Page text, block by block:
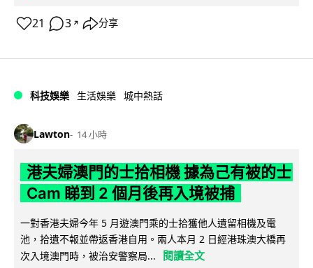
21 3 ↗ 分享
科技娛樂 生活娛樂 城中熱話
Lawton 14 小時
港夫婦澳門的士拾相機 據為己有被的士
Cam 睇到 2 個月後再入境被捕
一對香港夫婦今年 5 月遊澳門乘的士拾獲他人遺留相機及電
池，拾遺不報並帶返香港自用。兩人本月 2 日經港珠澳大橋再
次入境澳門時，被治安警察局...
閱讀全文